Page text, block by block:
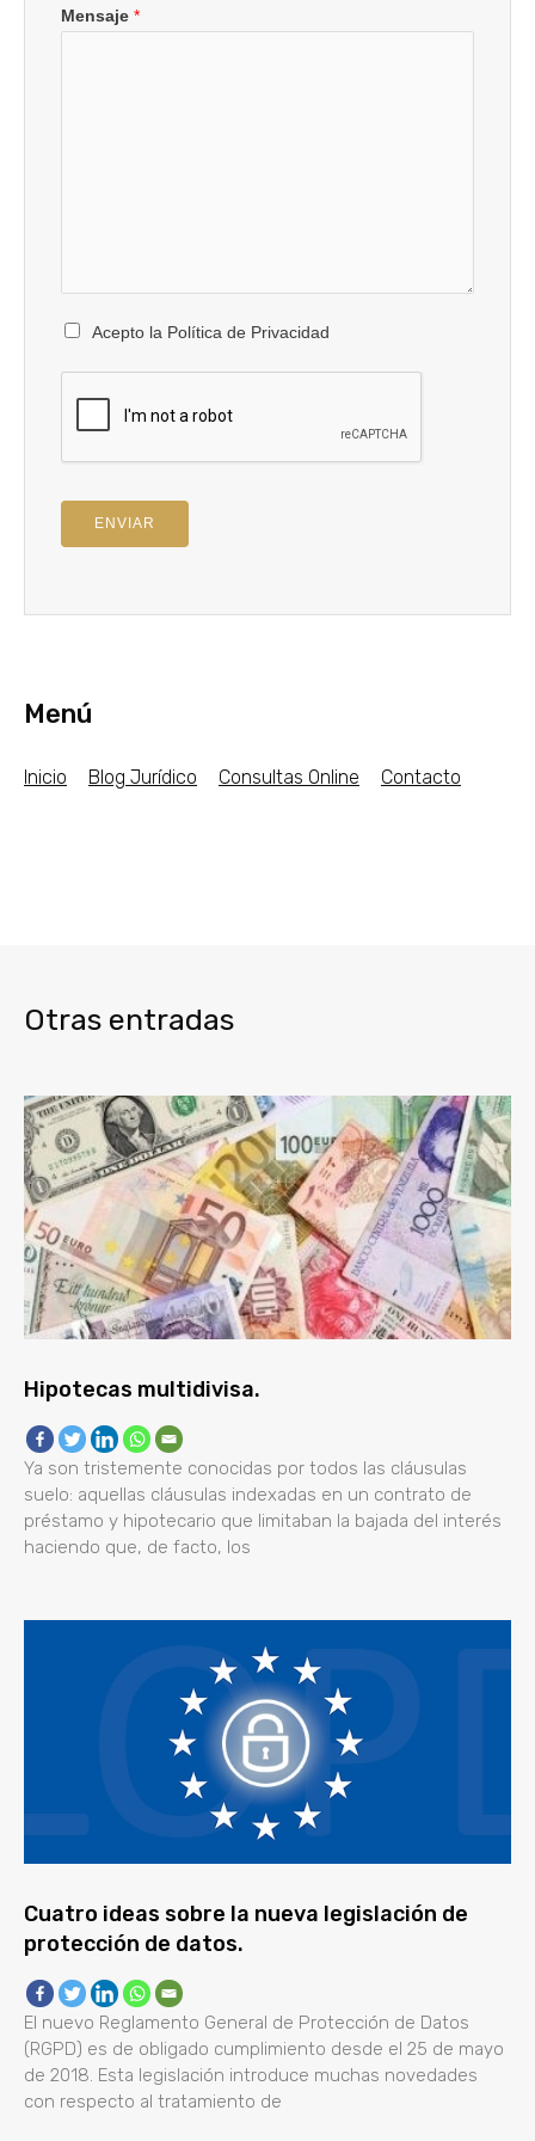
Mensaje *
Acepto la Política de Privacidad
ENVIAR
Menú
Inicio Blog Jurídico Consultas Online Contacto
Otras entradas
Hipotecas multidivisa.
Ya son tristemente conocidas por todos las cláusulas
suelo: aquellas cláusulas indexadas en un contrato de
préstamo y hipotecario que limitaban la bajada del interés
haciendo que, de facto, los
Cuatro ideas sobre la nueva legislación de
protección de datos.
El nuevo Reglamento General de Protección de Datos
(RGPD) es de obligado cumplimiento desde el 25 de mayo
de 2018. Esta legislación introduce muchas novedades
con respecto al tratamiento de